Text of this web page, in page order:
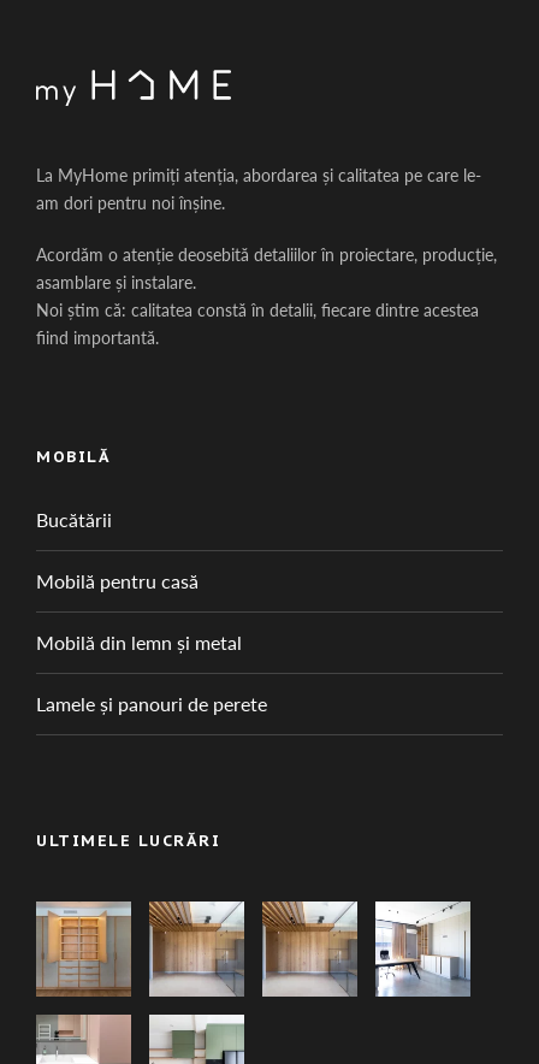
La MyHome primiți atenția, abordarea și calitatea pe care le-
am dori pentru noi înșine.
Acordăm o atenție deosebită detaliilor în proiectare, producție,
asamblare și instalare.
Noi știm că: calitatea constă în detalii, fiecare dintre acestea
fiind importantă.
MOBILĂ
Bucătării
Mobilă pentru casă
Mobilă din lemn și metal
Lamele și panouri de perete
ULTIMELE LUCRĂRI